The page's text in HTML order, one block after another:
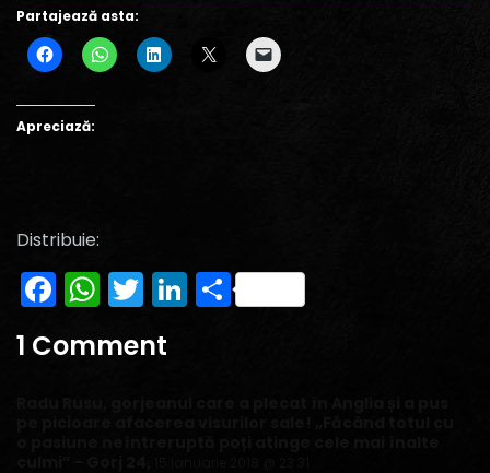
Partajează asta:
Apreciază:
Distribuie:
Facebook
WhatsApp
Twitter
LinkedIn
Partajează
1 Comment